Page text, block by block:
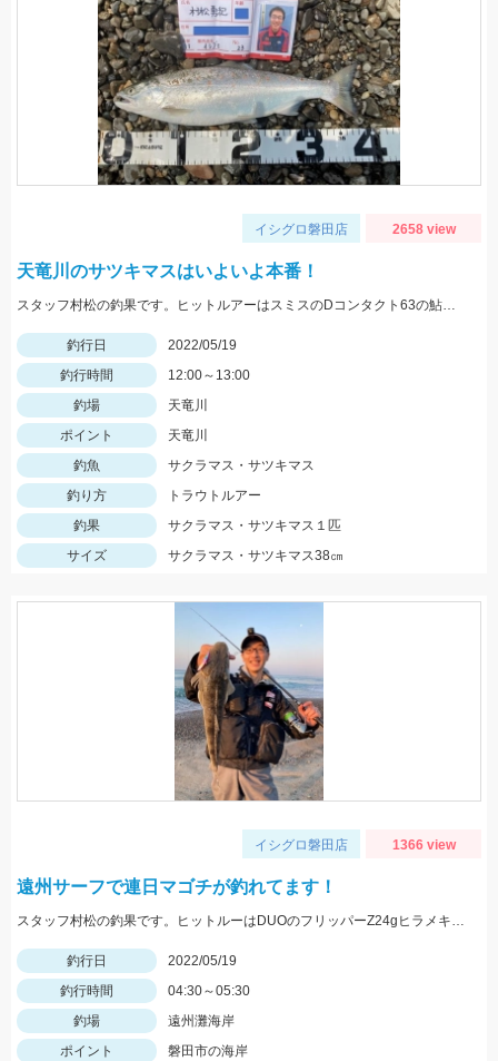
イシグロ磐田店 2658 view
天竜川のサツキマスはいよいよ本番！
スタッフ村松の釣果です。ヒットルアーはスミスのDコンタクト63の鮎カラー。
釣行日
2022/05/19
釣行時間
12:00～13:00
釣場
天竜川
ポイント
天竜川
釣魚
サクラマス・サツキマス
釣り方
トラウトルアー
釣果
サクラマス・サツキマス１匹
サイズ
サクラマス・サツキマス38㎝
イシグロ磐田店 1366 view
遠州サーフで連日マゴチが釣れてます！
スタッフ村松の釣果です。ヒットルーはDUOのフリッパーZ24gヒラメキャンディ！
釣行日
2022/05/19
釣行時間
04:30～05:30
釣場
遠州灘海岸
ポイント
磐田市の海岸